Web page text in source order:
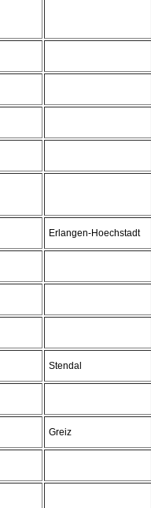
Erlangen-Hoechstadt
Stendal
Greiz